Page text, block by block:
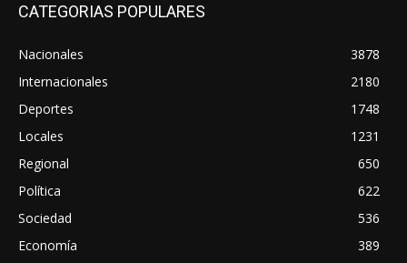
CATEGORIAS POPULARES
Nacionales
3878
Internacionales
2180
Deportes
1748
Locales
1231
Regional
650
Política
622
Sociedad
536
Economía
389